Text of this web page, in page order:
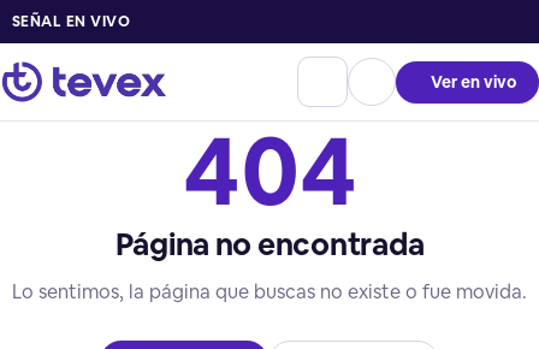
SEÑAL EN VIVO
Ver en vivo
404
Página no encontrada
Lo sentimos, la página que buscas no existe o fue movida.